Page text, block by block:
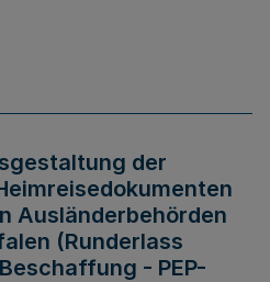
der
Ausländerbehörden
(Runderlass
- PEP-